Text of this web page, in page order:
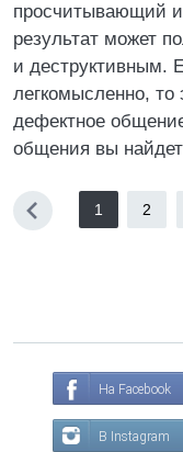
просчитывающий
результат может
и деструктивным.
легкомысленно, то
дефектное
общения вы
1 2
На Facebook
В Instagram